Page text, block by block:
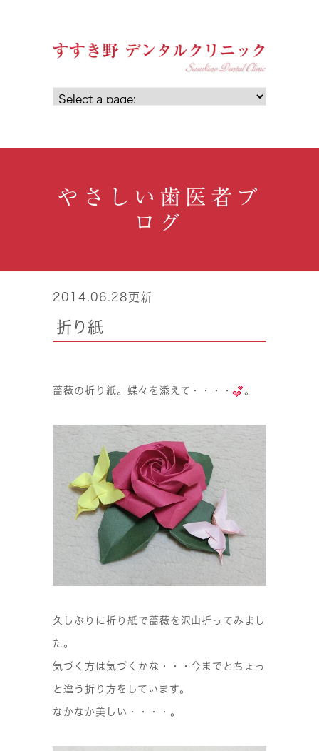
やさしい歯医者ブ
ログ
2014.06.28更新
折り紙
薔薇の折り紙。蝶々を添えて・・・・ 。
久しぶりに折り紙で薔薇を沢山折ってみまし
た。
気づく方は気づくかな・・・今までとちょっ
と違う折り方をしています。
なかなか美しい・・・・。